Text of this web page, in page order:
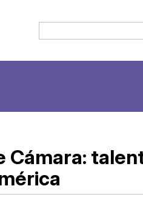
Cámara: